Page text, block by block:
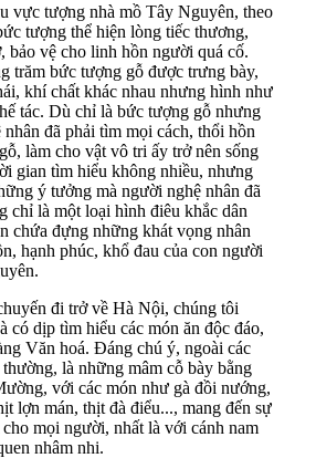
vực tượng nhà mồ Tây Nguyên, theo
tượng thể hiện lòng tiếc thương,
bảo vệ cho linh hồn người quá cố.
trăm bức tượng gỗ được trưng bày,
khí chất khác nhau nhưng hình như
tác. Dù chỉ là bức tượng gỗ nhưng
đã phải tìm mọi cách, thổi hồn
làm cho vật vô tri ấy trở nên sống
gian tìm hiểu không nhiều, nhưng
ý tưởng mà người nghệ nhân đã
chỉ là một loại hình điêu khắc dân
chứa đựng những khát vọng nhân
hạnh phúc, khổ đau của con người
đi trở về Hà Nội, chúng tôi
có dịp tìm hiểu các món ăn độc đáo,
Văn hoá. Đáng chú ý, ngoài các
là những mâm cỗ bày bằng
với các món như gà đồi nướng,
lợn mán, thịt đà điểu..., mang đến sự
mọi người, nhất là với cánh nam
nhâm nhi.